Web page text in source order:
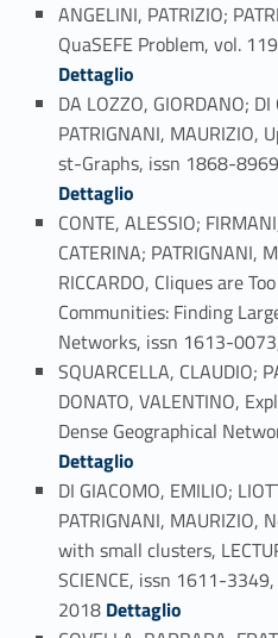
ANGELINI, PATRIZIO;
QuaSEFE Problem, vol.
Dettaglio
DA LOZZO, GIORDANO;
PATRIGNANI, MAURIZIO,
st-Graphs, issn 1868-
Dettaglio
CONTE, ALESSIO;
CATERINA; PATRIGNANI,
RICCARDO, Cliques are
Communities: Finding
Networks, issn 1613-
SQUARCELLA, CLAUDIO;
DONATO, VALENTINO,
Dense Geographical
Dettaglio
DI GIACOMO, EMILIO;
PATRIGNANI, MAURIZIO,
with small clusters,
SCIENCE, issn 1611-
2018 Link identifier #identifier_person_168433-92
Dettaglio